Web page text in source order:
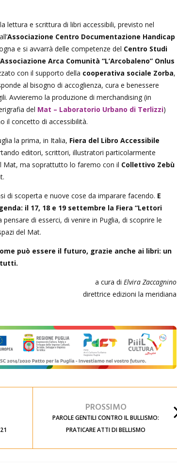
lettura e scrittura di libri accessibili, previsto nel
Associazione Centro Documentazione Handicap
e si avvarrà delle competenze del Centro Studi
Associazione Arca Comunità “L’Arcobaleno” Onlus
con il supporto della cooperativa sociale Zorba,
al bisogno di accoglienza, cura e benessere
Avvieremo la produzione di merchandising (in
del Mat – Laboratorio Urbano di Terlizzi)
il concetto di accessibilità.
la prima, in Italia, Fiera del Libro Accessibile
editori, scrittori, illustratori particolarmente
Mat, ma soprattutto lo faremo con il Collettivo Zebù
di scoperta e nuove cose da imparare facendo. E
il 17, 18 e 19 settembre la Fiera “Lettori
pensare di esserci, di venire in Puglia, di scoprire le
del Mat.
può essere il futuro, grazie anche ai libri: un
tutti.
a cura di Elvira Zaccagnino
direttrice edizioni la meridiana
PROSSIMO
PAROLE GENTILI CONTRO IL BULLISMO:
PRATICARE ATTI DI BELLISMO